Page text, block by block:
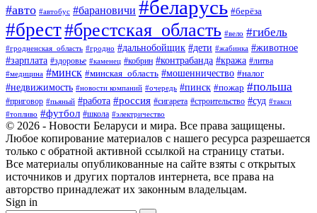
#авто #автобус #барановичи #беларусь #берёза
#брест#брестская_область #вело #гибель
#гродненская_область #гродно #дальнобойщик #дети #жабинка #животное
#зарплата #здоровье #каменец #кобрин #контрабанда #кража #литва
#медицина #минск #минская_область #мошенничество #налог
#недвижимость #новости компаний #очередь #пинск #пожар #польша
#приговор #пьяный #работа #россия #сигарета #строительство #суд #такси
#топливо #футбол #школа #электричество
© 2026 - Новости Беларуси и мира. Все права защищены.
Любое копирование материалов с нашего ресурса разрешается
только с обратной активной ссылкой на страницу статьи.
Все материалы опубликованные на сайте взяты с открытых
источников и других порталов интернета, все права на
авторство принадлежат их законным владельцам.
Sign in